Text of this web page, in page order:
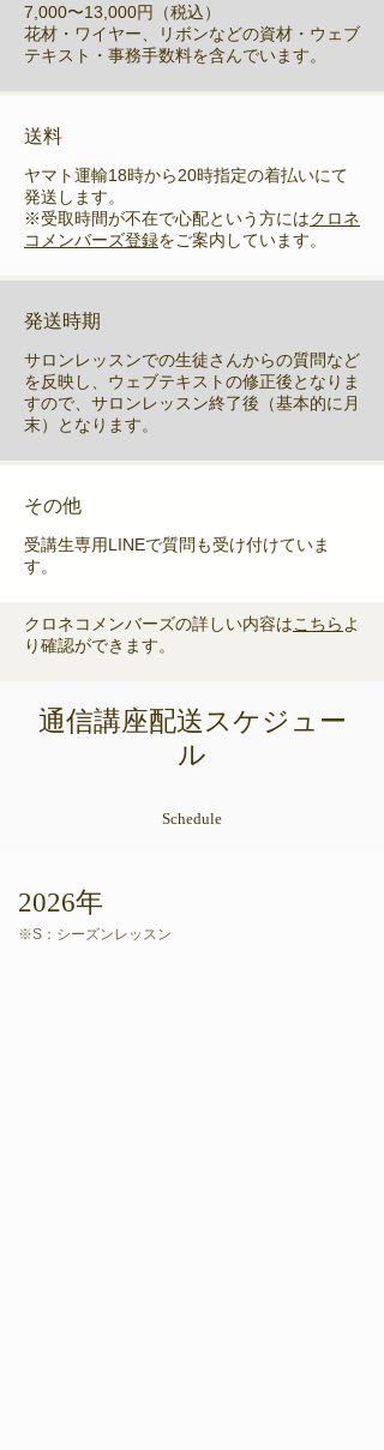
7,000〜13,000円（税込）
花材・ワイヤー、リボンなどの資材・ウェブ
テキスト・事務手数料を含んでいます。
送料
ヤマト運輸18時から20時指定の着払いにて
発送します。
※受取時間が不在で心配という方にはクロネ
コメンバーズ登録をご案内しています。
発送時期
サロンレッスンでの生徒さんからの質問など
を反映し、ウェブテキストの修正後となりま
すので、サロンレッスン終了後（基本的に月
末）となります。
その他
受講生専用LINEで質問も受け付けていま
す。
クロネコメンバーズの詳しい内容はこちら よ
り確認ができます。
通信講座配送スケジュー
ル
Schedule
2026年
​※S：シーズンレッスン